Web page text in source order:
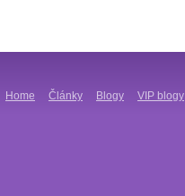
Home Články Blogy VIP blogy